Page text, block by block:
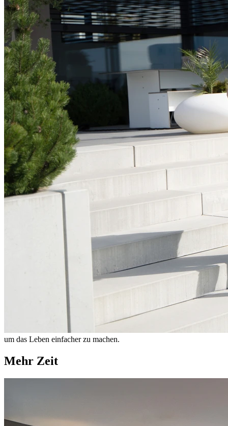
um das Leben einfacher zu machen.
Mehr Zeit